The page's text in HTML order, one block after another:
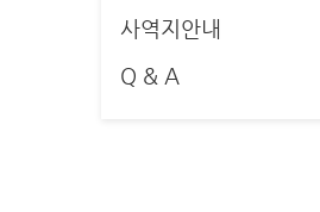
사역지안내
Q & A